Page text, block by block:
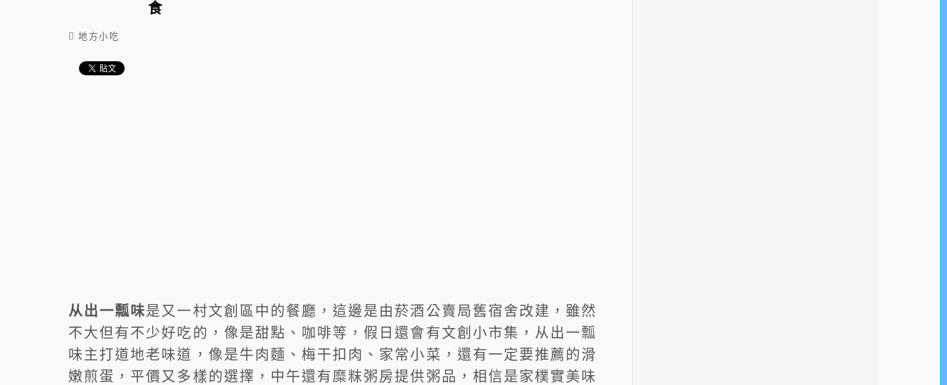
食
地方小吃
从出一瓢味是又一村文創區中的餐廳，這邊是由菸酒公賣局舊宿舍改建，雖然
不大但有不少好吃的，像是甜點、咖啡等，假日還會有文創小市集，从出一瓢
味主打道地老味道，像是牛肉麵、梅干扣肉、家常小菜，還有一定要推薦的滑
嫩煎蛋，平價又多樣的選擇，中午還有糜粖粥房提供粥品，相信是家樸實美味